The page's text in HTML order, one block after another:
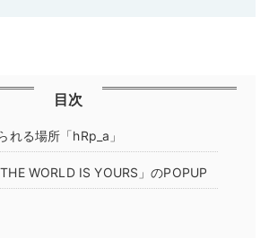
目次
れる場所「hRp_a」
WORLD IS YOURS」のPOPUP